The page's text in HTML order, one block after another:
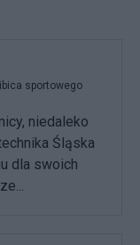
sportowego
niedaleko
Śląska
dla swoich